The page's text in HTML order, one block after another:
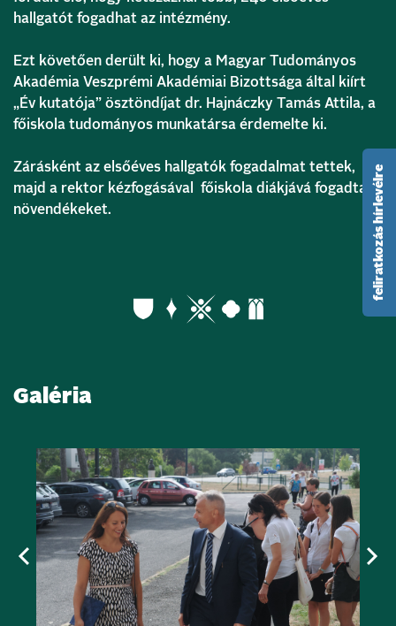
hallgatót fogadhat az intézmény.
Ezt követően derült ki, hogy a Magyar Tudományos
Akadémia Veszprémi Akadémiai Bizottsága által kiírt
„Év kutatója” ösztöndíjat dr. Hajnáczky Tamás Attila, a
főiskola tudományos munkatársa érdemelte ki.
Zárásként az elsőéves hallgatók fogadalmat tettek,
majd a rektor kézfogásával főiskola diákjává fogadta a
növendékeket.
Galéria
feliratkozás hírlevélre